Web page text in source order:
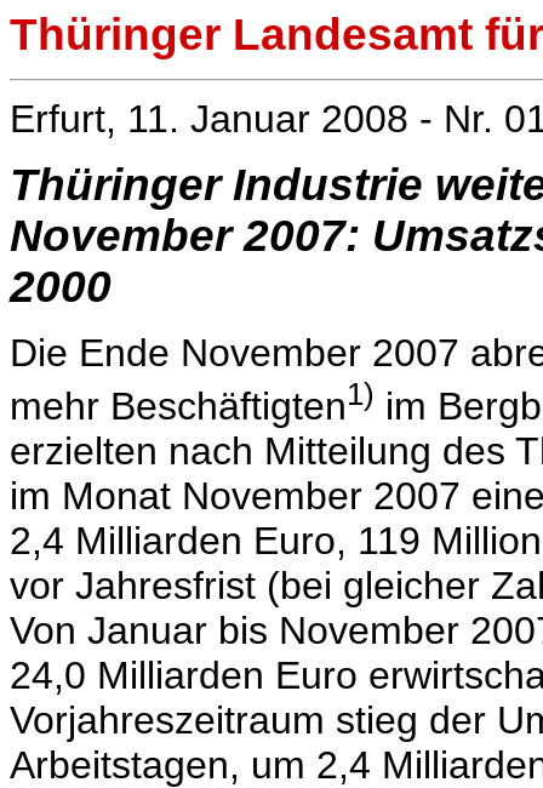
Thüringer Landesamt
Erfurt, 11. Januar 2008 - Nr.
Thüringer Industrie
November 2007:
2000
Die Ende November 2007
mehr Beschäftigten1) im
erzielten nach Mitteilung des
im Monat November 2007
2,4 Milliarden Euro, 119
vor Jahresfrist (bei gleicher
Von Januar bis November
24,0 Milliarden Euro
Vorjahreszeitraum stieg der
Arbeitstagen, um 2,4